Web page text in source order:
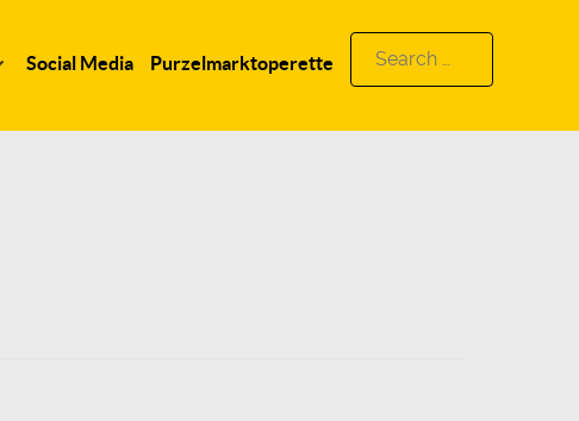
Social Media Purzelmarktoperette
Search
for: